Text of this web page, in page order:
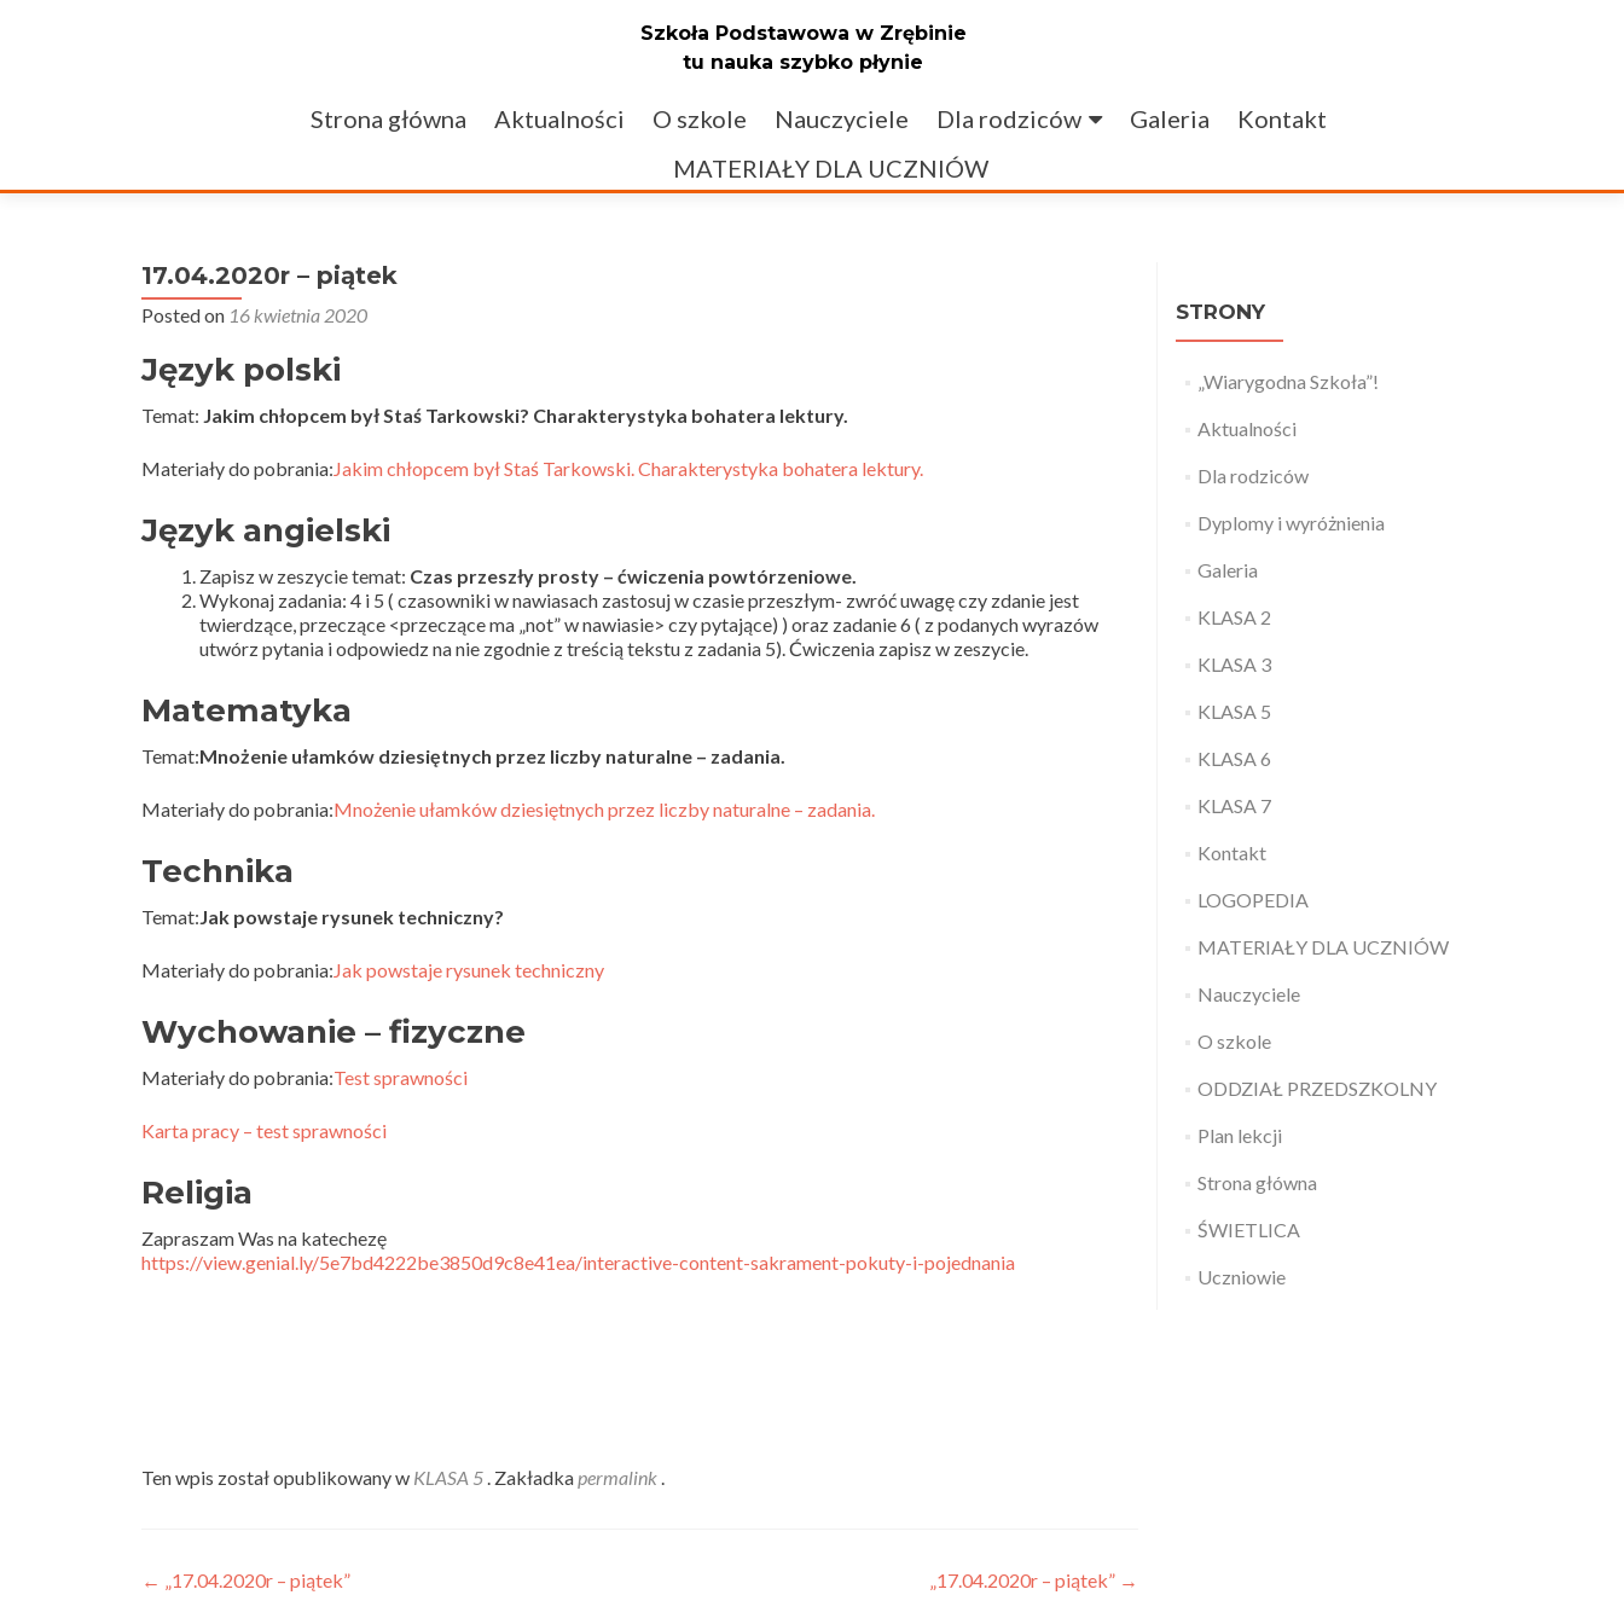
Szkoła Podstawowa w Zrębinie
tu nauka szybko płynie
Strona główna Aktualności O szkole Nauczyciele Dla rodziców Galeria
Kontakt
MATERIAŁY DLA UCZNIÓW
17.04.2020r – piątek
Posted on 16 kwietnia 2020
Język polski
Temat: Jakim chłopcem był Staś Tarkowski? Charakterystyka bohatera lektury.
Materiały do pobrania:Jakim chłopcem był Staś Tarkowski. Charakterystyka bohatera lektury.
Język angielski
Zapisz w zeszycie temat: Czas przeszły prosty – ćwiczenia powtórzeniowe.
Wykonaj zadania: 4 i 5 ( czasowniki w nawiasach zastosuj w czasie przeszłym- zwróć uwagę czy zdanie jest
twierdzące, przeczące <przeczące ma „not” w nawiasie> czy pytające) ) oraz zadanie 6 ( z podanych wyrazów
utwórz pytania i odpowiedz na nie zgodnie z treścią tekstu z zadania 5). Ćwiczenia zapisz w zeszycie.
Matematyka
Temat:Mnożenie ułamków dziesiętnych przez liczby naturalne – zadania.
Materiały do pobrania:Mnożenie ułamków dziesiętnych przez liczby naturalne – zadania.
Technika
Temat:Jak powstaje rysunek techniczny?
Materiały do pobrania:Jak powstaje rysunek techniczny
Wychowanie – fizyczne
Materiały do pobrania:Test sprawności
Karta pracy – test sprawności
Religia
Zapraszam Was na katechezę
https://view.genial.ly/5e7bd4222be3850d9c8e41ea/interactive-content-sakrament-pokuty-i-pojednania
Ten wpis został opublikowany w KLASA 5 . Zakładkapermalink .
Nawigacja wpisu
← „17.04.2020r – piątek” „17.04.2020r – piątek” →
STRONY
„Wiarygodna Szkoła”!
Aktualności
Dla rodziców
Dyplomy i wyróżnienia
Galeria
KLASA 2
KLASA 3
KLASA 5
KLASA 6
KLASA 7
Kontakt
LOGOPEDIA
MATERIAŁY DLA UCZNIÓW
Nauczyciele
O szkole
ODDZIAŁ PRZEDSZKOLNY
Plan lekcji
Strona główna
ŚWIETLICA
Uczniowie